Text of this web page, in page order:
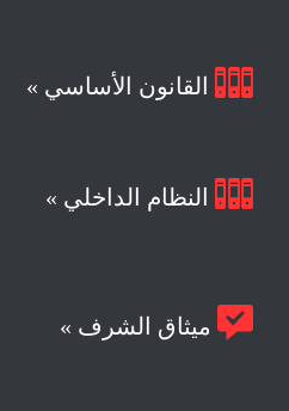
 القانون الأساسي »
 النظام الداخلي »
 ميثاق الشرف »